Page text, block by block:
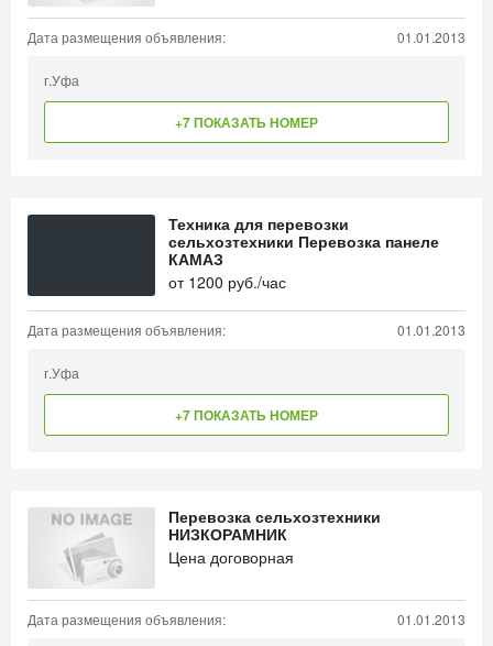
Дата размещения объявления: 01.01.2013
г.Уфа
+7 ПОКАЗАТЬ НОМЕР
Техника для перевозки
сельхозтехники Перевозка панеле
КАМАЗ
от 1200 руб./час
Дата размещения объявления: 01.01.2013
г.Уфа
+7 ПОКАЗАТЬ НОМЕР
Перевозка сельхозтехники
НИЗКОРАМНИК
Цена договорная
Дата размещения объявления: 01.01.2013